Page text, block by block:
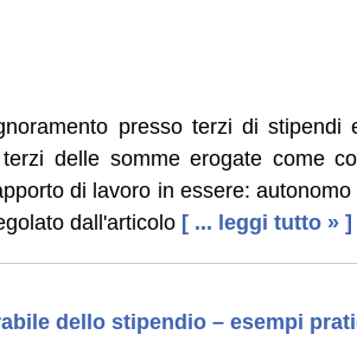
presso terzi di stipendi
delle somme erogate come
di lavoro in essere:
dall'articolo [ ... leggi tutto » ]
dello stipendio – esempi